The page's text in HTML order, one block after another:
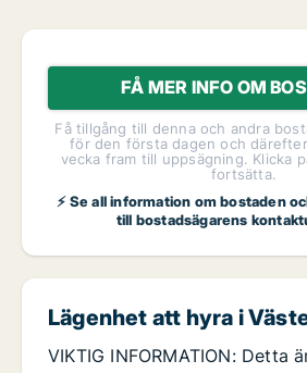
FÅ MER INFO OM
Få tillgång till denna och andra
för den första dagen och
vecka fram till uppsägning. Klicka
fortsätta.
⚡ Se all information om bostaden
till bostadsägarens
Lägenhet att hyra i
VIKTIG INFORMATION: Detta